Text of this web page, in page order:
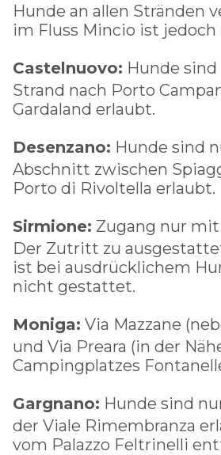
Hunde an allen Stränden
im Fluss Mincio ist jedoch
Castelnuovo: Hunde
Strand nach Porto
Gardaland erlaubt.
Desenzano: Hunde sind
Abschnitt zwischen
Porto di Rivoltella erlaubt.
Sirmione: Zugang nur
Der Zutritt zu
ist bei ausdrücklichem
nicht gestattet.
Moniga: Via Mazzane
und Via Preara (in der
Campingplatzes
Gargnano: Hunde sind
der Viale Rimembranza
vom Palazzo Feltrinelli